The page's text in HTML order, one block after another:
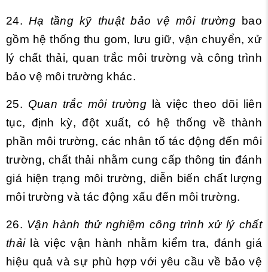
24.Hạ tầng kỹ thuật bảo vệ môi trườngbao
gồm hệ thống thu gom, lưu giữ, vận chuyển, xử
lý chất thải, quan trắc môi trường và công trình
bảo vệ môi trường khác.
25. Quan trắc môi trường là việc theo dõi liên
tục, định kỳ, đột xuất, có hệ thống về thành
phần môi trường, các nhân tố tác động đến môi
trường, chất thải nhằm cung cấp thông tin đánh
giá hiện trạng môi trường, diễn biến chất lượng
môi trường và tác động xấu đến môi trường.
26. Vận hành thử nghiệm công trình xử lý chất
thảilà việc vận hành nhằm kiểm tra, đánh giá
hiệu quả và sự phù hợp với yêu cầu về bảo vệ